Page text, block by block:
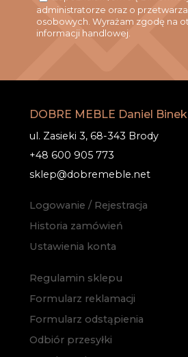
administratorze oraz o
osobowych. Wyrażam zgodę na
informacji handlowej.
DOBRE MEBLE Daniel Binek
ul. Zasieki 3, 68-343 Brody
+48 600 905 773
sklep@dobremeble.net
Logowanie / Rejestracja
Historia zamówień
Ustawienia konta
Regulamin sklepu
Formularz reklamacji
Formularz odstąpienia
Odbiór przesyłki